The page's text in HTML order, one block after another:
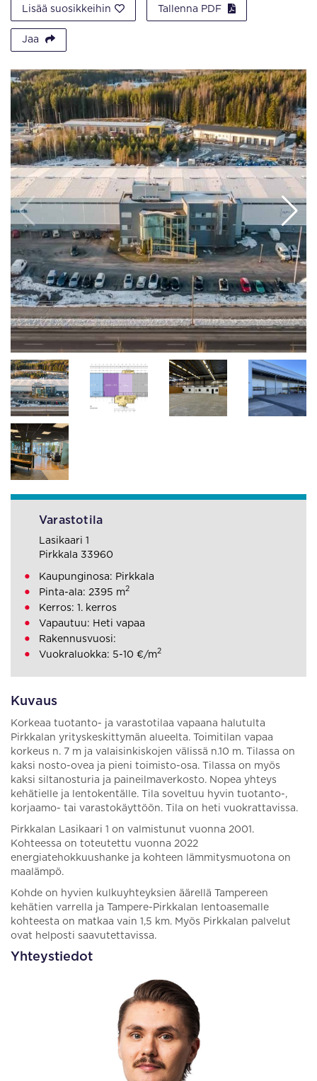
Lisää suosikkeihin Tallenna PDF
Jaa
Kuvaus
Korkeaa tuotanto- ja varastotilaa vapaana halutulta
Pirkkalan yrityskeskittymän alueelta. Toimitilan vapaa
korkeus n. 7 m ja valaisinkiskojen välissä n.10 m. Tilassa on
kaksi nosto-ovea ja pieni toimisto-osa. Tilassa on myös
kaksi siltanosturia ja paineilmaverkosto. Nopea yhteys
kehätielle ja lentokentälle. Tila soveltuu hyvin tuotanto-,
korjaamo- tai varastokäyttöön. Tila on heti vuokrattavissa.
Pirkkalan Lasikaari 1 on valmistunut vuonna 2001.
Kohteessa on toteutettu vuonna 2022
energiatehokkuushanke ja kohteen lämmitysmuotona on
maalämpö.
Kohde on hyvien kulkuyhteyksien äärellä Tampereen
kehätien varrella ja Tampere-Pirkkalan lentoasemalle
kohteesta on matkaa vain 1,5 km. Myös Pirkkalan palvelut
ovat helposti saavutettavissa.
Yhteystiedot
Varastotila
Lasikaari 1
Pirkkala 33960
Kaupunginosa: Pirkkala
Pinta-ala: 2395 m2
Kerros: 1. kerros
Vapautuu: Heti vapaa
Rakennusvuosi:
Vuokraluokka: 5-10 €/m2